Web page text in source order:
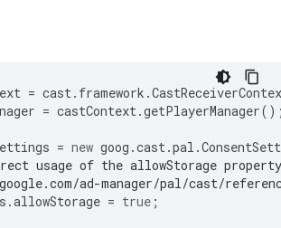
= cast. framework .
= castContext.getPlayerManager
= new goog .cast.pal .
usage of the allowStorage
ad-manager/pal/cast/
.allowStorage = true ;